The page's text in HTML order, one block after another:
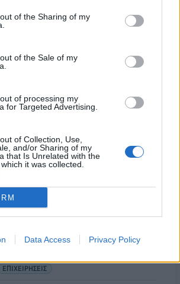
of the Sharing of my
of the Sale of my
of processing my
for Targeted Advertising.
of Collection, Use,
and/or Sharing of my
that Is Unrelated with the
it was collected.
Data Access Privacy Policy
ανταγωνιστική με καλύτερους
2.628,25 μονάδες ο Γενικός
άνοδο 0,17%
ΟΙΚΟΝΟΜΙΑ
για ενισχύσεις de minimis
ευρώ σε παραγωγούς
ΟΙΚΟΝΟΜΙΑ
εκατ. ευρώ σε 843 μέσα
το πενταετές πρόγραμμα
ΕΠΙΧΕΙΡΗΣΕΙΣ
αναγνωρισμένα κρασιά στην
ΕΠΙΧΕΙΡΗΣΕΙΣ